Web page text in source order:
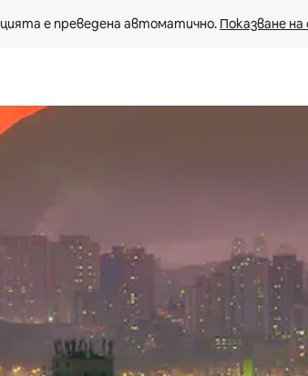
е преведена автоматично. Показване на